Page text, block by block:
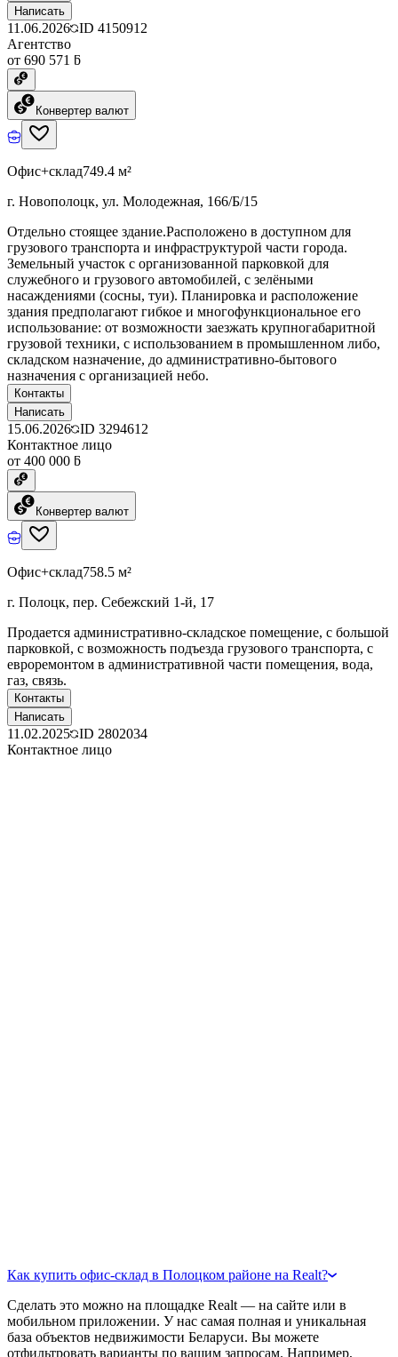
Написать
11.06.2026 ID 4150912
Агентство
от 690 571 ƃ
Конвертер валют
Офис+склад749.4 м²
г. Новополоцк, ул. Молодежная, 166/Б/15
Отдельно стоящее здание.Расположено в доступном для
грузового транспорта и инфраструктурой части города.
Земельный участок с организованной парковкой для
служебного и грузового автомобилей, с зелёными
насаждениями (сосны, туи). Планировка и расположение
здания предполагают гибкое и многофункциональное его
использование: от возможности заезжать крупногабаритной
грузовой техники, с использованием в промышленном либо,
складском назначение, до административно-бытового
назначения с организацией небо.
Контакты
Написать
15.06.2026 ID 3294612
Контактное лицо
от 400 000 ƃ
Конвертер валют
Офис+склад758.5 м²
г. Полоцк, пер. Себежский 1-й, 17
Продается административно-складское помещение, с большой
парковкой, с возможность подъезда грузового транспорта, с
евроремонтом в административной части помещения, вода,
газ, связь.
Контакты
Написать
11.02.2025 ID 2802034
Контактное лицо
Как купить офис-склад в Полоцком районе на Realt?
Сделать это можно на площадке Realt — на сайте или в
мобильном приложении. У нас самая полная и уникальная
база объектов недвижимости Беларуси. Вы можете
отфильтровать варианты по вашим запросам. Например,